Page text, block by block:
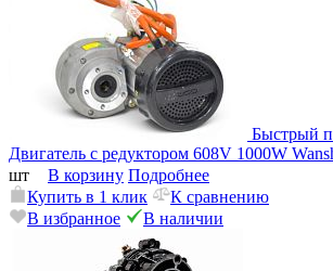
Быстрый
Двигатель с редуктором 608V 1000W
шт
В корзину Подробнее
Купить в 1 клик
К сравнению
В избранное
В наличии